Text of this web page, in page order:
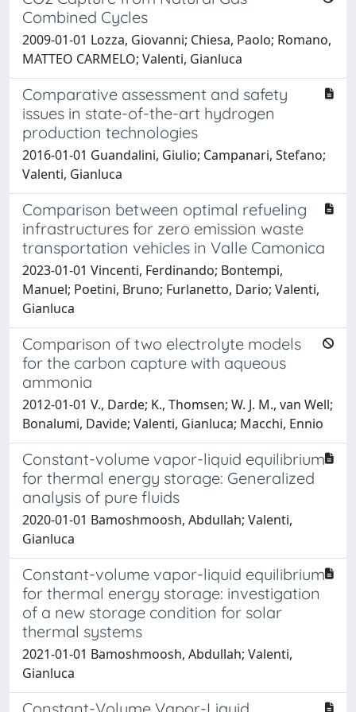
Combined Cycles
2009-01-01 Lozza, Giovanni; Chiesa, Paolo; Romano,
MATTEO CARMELO; Valenti, Gianluca
Comparative assessment and safety
issues in state-of-the-art hydrogen
production technologies
2016-01-01 Guandalini, Giulio; Campanari, Stefano;
Valenti, Gianluca
Comparison between optimal refueling
infrastructures for zero emission waste
transportation vehicles in Valle Camonica
2023-01-01 Vincenti, Ferdinando; Bontempi,
Manuel; Poetini, Bruno; Furlanetto, Dario; Valenti,
Gianluca
Comparison of two electrolyte models
for the carbon capture with aqueous
ammonia
2012-01-01 V., Darde; K., Thomsen; W. J. M., van Well;
Bonalumi, Davide; Valenti, Gianluca; Macchi, Ennio
Constant-volume vapor-liquid equilibrium
for thermal energy storage: Generalized
analysis of pure fluids
2020-01-01 Bamoshmoosh, Abdullah; Valenti,
Gianluca
Constant-volume vapor-liquid equilibrium
for thermal energy storage: investigation
of a new storage condition for solar
thermal systems
2021-01-01 Bamoshmoosh, Abdullah; Valenti,
Gianluca